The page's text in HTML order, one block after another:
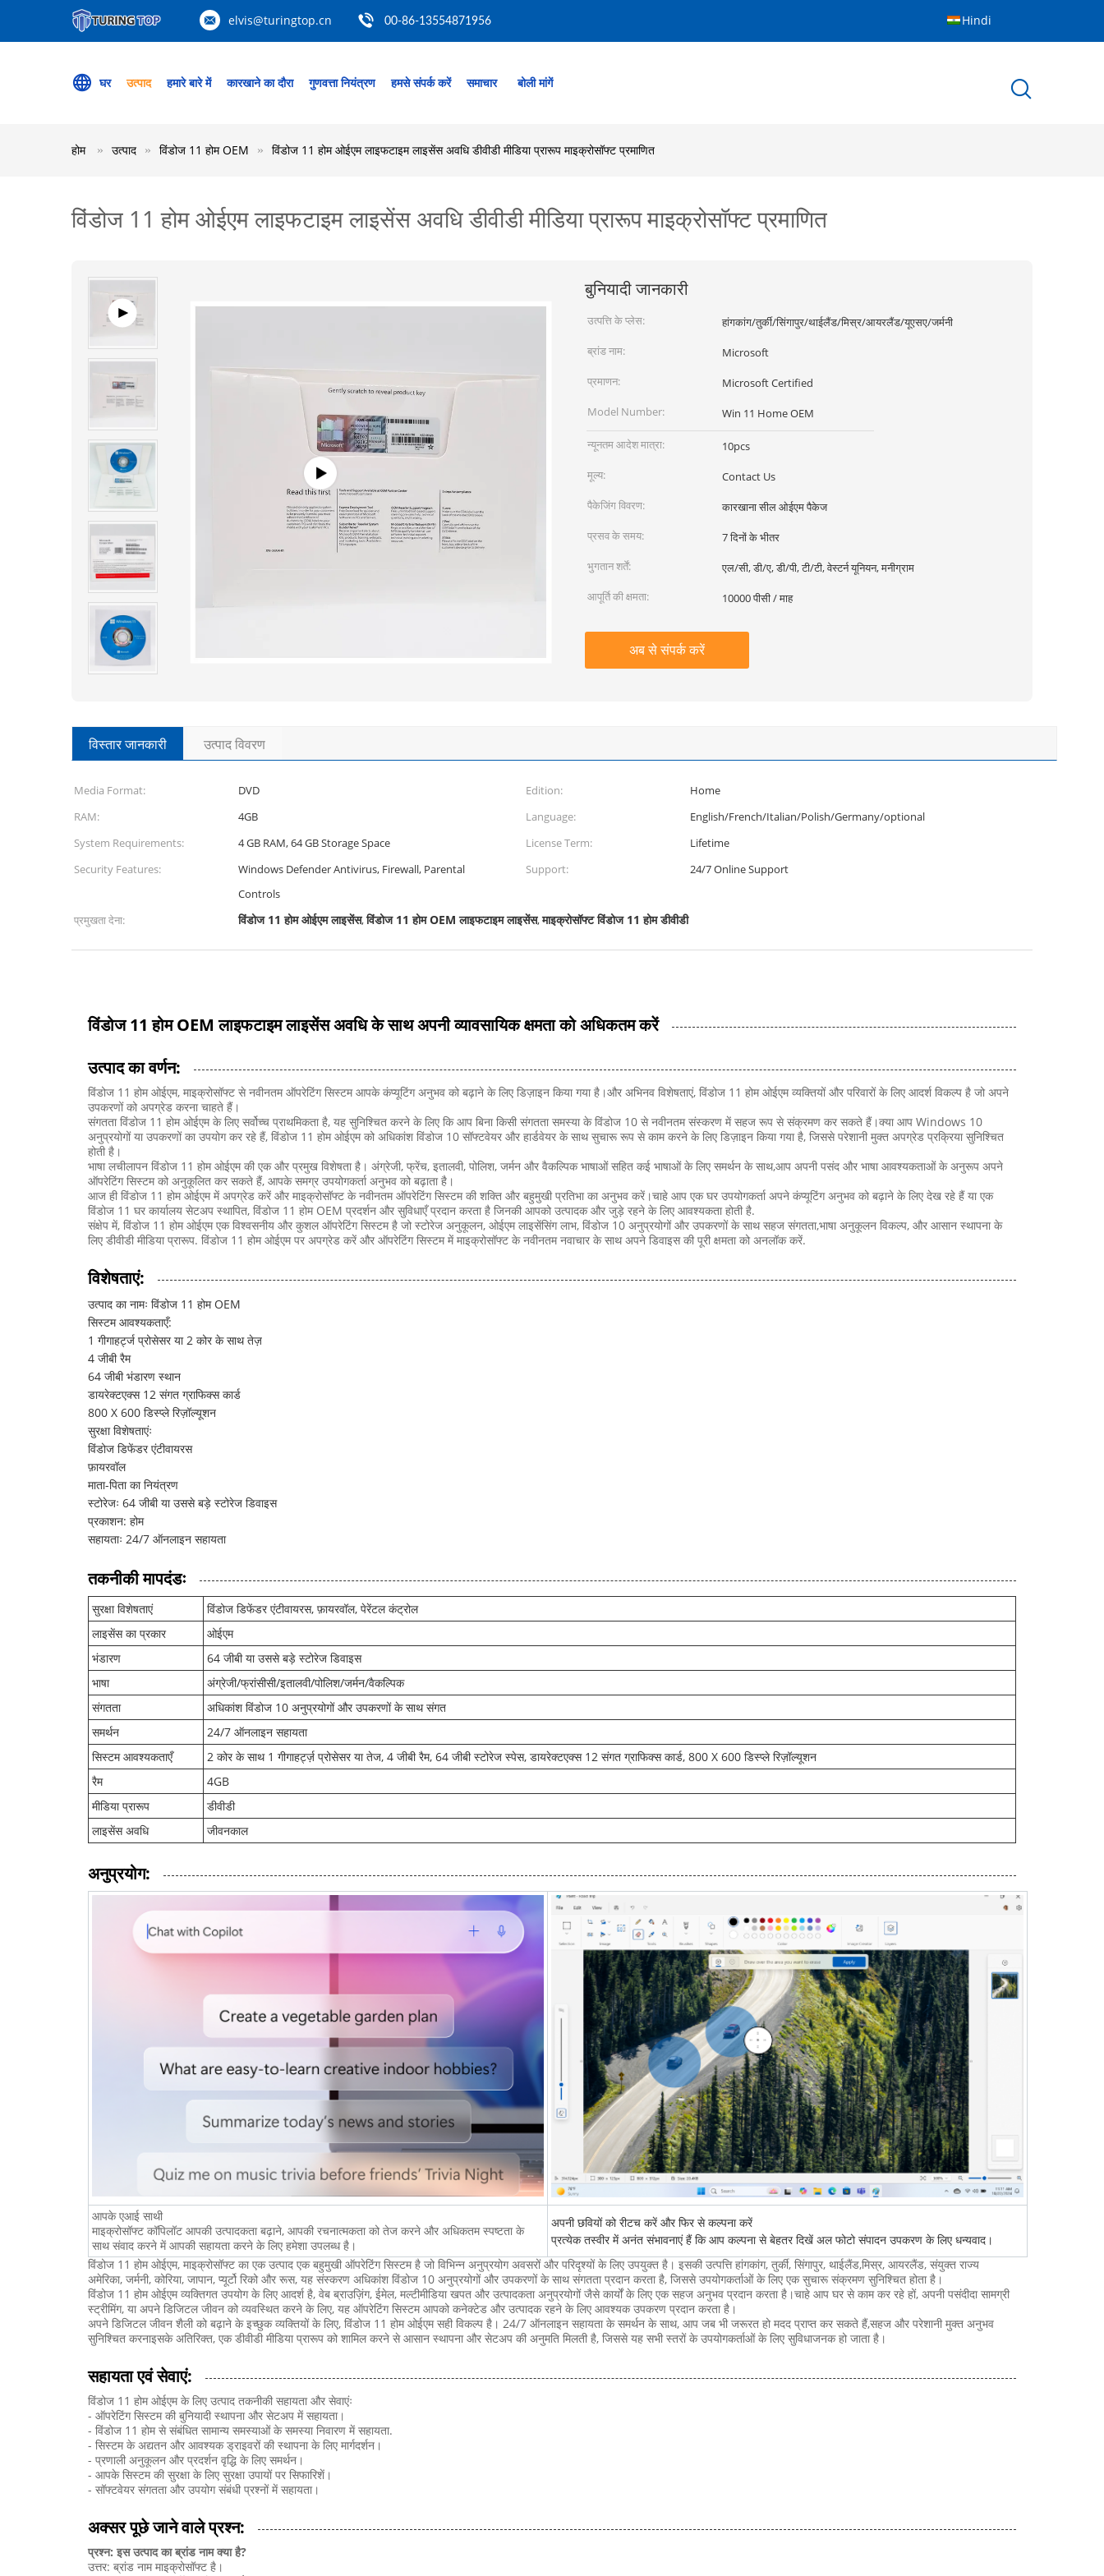
elvis@turingtop.cn 00-86-13554871956 Hindi
घर उत्पाद हमारे बारे में कारखाने का दौरा गुणवत्ता नियंत्रण हमसे संपर्क करें समाचार बोली मांगें
होम उत्पाद विंडोज 11 होम OEM विंडोज 11 होम ओईएम लाइफटाइम लाइसेंस अवधि डीवीडी मीडिया प्रारूप माइक्रोसॉफ्ट प्रमाणित
विंडोज 11 होम ओईएम लाइफटाइम लाइसेंस अवधि डीवीडी मीडिया प्रारूप माइक्रोसॉफ्ट प्रमाणित
बुनियादी जानकारी
उत्पत्ति के प्लेस:
हांगकांग/तुर्की/सिंगापुर/थाईलैंड/मिस्र/आयरलैंड/यूएसए/जर्मनी
ब्रांड नाम:
Microsoft
प्रमाणन:
Microsoft Certified
Model Number:
Win 11 Home OEM
न्यूनतम आदेश मात्रा:
10pcs
मूल्य:
Contact Us
पैकेजिंग विवरण:
कारखाना सील ओईएम पैकेज
प्रसव के समय:
7 दिनों के भीतर
भुगतान शर्तें:
एल/सी, डी/ए, डी/पी, टी/टी, वेस्टर्न यूनियन, मनीग्राम
आपूर्ति की क्षमता:
10000 पीसी / माह
अब से संपर्क करें
विस्तार जानकारी उत्पाद विवरण
Media Format: DVD Edition:
Home
RAM:
4GB Language:
English/French/Italian/Polish/Germany/optional
System Requirements:
4 GB RAM, 64 GB Storage Space License Term:
Lifetime
Security Features:
Windows Defender Antivirus, Firewall, Parental
Controls
Support: 24/7 Online Support
प्रमुखता देना: विंडोज 11 होम ओईएम लाइसेंस,विंडोज 11 होम OEM लाइफटाइम लाइसेंस,माइक्रोसॉफ्ट विंडोज 11 होम डीवीडी
विंडोज 11 होम OEM लाइफटाइम लाइसेंस अवधि के साथ अपनी व्यावसायिक क्षमता को अधिकतम करें
उत्पाद का वर्णन:
विंडोज 11 होम ओईएम, माइक्रोसॉफ्ट से नवीनतम ऑपरेटिंग सिस्टम आपके कंप्यूटिंग अनुभव को बढ़ाने के लिए डिज़ाइन किया गया है।और अभिनव विशेषताएं, विंडोज 11 होम ओईएम व्यक्तियों और परिवारों के लिए आदर्श विकल्प है जो अपने
उपकरणों को अपग्रेड करना चाहते हैं।
संगतता विंडोज 11 होम ओईएम के लिए सर्वोच्च प्राथमिकता है, यह सुनिश्चित करने के लिए कि आप बिना किसी संगतता समस्या के विंडोज 10 से नवीनतम संस्करण में सहज रूप से संक्रमण कर सकते हैं।क्या आप Windows 10
अनुप्रयोगों या उपकरणों का उपयोग कर रहे हैं, विंडोज 11 होम ओईएम को अधिकांश विंडोज 10 सॉफ्टवेयर और हार्डवेयर के साथ सुचारू रूप से काम करने के लिए डिज़ाइन किया गया है, जिससे परेशानी मुक्त अपग्रेड प्रक्रिया सुनिश्चित
होती है।
भाषा लचीलापन विंडोज 11 होम ओईएम की एक और प्रमुख विशेषता है। अंग्रेजी, फ्रेंच, इतालवी, पोलिश, जर्मन और वैकल्पिक भाषाओं सहित कई भाषाओं के लिए समर्थन के साथ,आप अपनी पसंद और भाषा आवश्यकताओं के अनुरूप अपने
ऑपरेटिंग सिस्टम को अनुकूलित कर सकते हैं, आपके समग्र उपयोगकर्ता अनुभव को बढ़ाता है।
आज ही विंडोज 11 होम ओईएम में अपग्रेड करें और माइक्रोसॉफ्ट के नवीनतम ऑपरेटिंग सिस्टम की शक्ति और बहुमुखी प्रतिभा का अनुभव करें।चाहे आप एक घर उपयोगकर्ता अपने कंप्यूटिंग अनुभव को बढ़ाने के लिए देख रहे हैं या एक
विंडोज 11 घर कार्यालय सेटअप स्थापित, विंडोज 11 होम OEM प्रदर्शन और सुविधाएँ प्रदान करता है जिनकी आपको उत्पादक और जुड़े रहने के लिए आवश्यकता होती है.
संक्षेप में, विंडोज 11 होम ओईएम एक विश्वसनीय और कुशल ऑपरेटिंग सिस्टम है जो स्टोरेज अनुकूलन, ओईएम लाइसेंसिंग लाभ, विंडोज 10 अनुप्रयोगों और उपकरणों के साथ सहज संगतता,भाषा अनुकूलन विकल्प, और आसान स्थापना के
लिए डीवीडी मीडिया प्रारूप. विंडोज 11 होम ओईएम पर अपग्रेड करें और ऑपरेटिंग सिस्टम में माइक्रोसॉफ्ट के नवीनतम नवाचार के साथ अपने डिवाइस की पूरी क्षमता को अनलॉक करें.
विशेषताएं:
उत्पाद का नामः विंडोज 11 होम OEM
सिस्टम आवश्यकताएँ:
1 गीगाहर्ट्ज प्रोसेसर या 2 कोर के साथ तेज़
4 जीबी रैम
64 जीबी भंडारण स्थान
डायरेक्टएक्स 12 संगत ग्राफिक्स कार्ड
800 X 600 डिस्प्ले रिज़ॉल्यूशन
सुरक्षा विशेषताएंः
विंडोज डिफेंडर एंटीवायरस
फ़ायरवॉल
माता-पिता का नियंत्रण
स्टोरेजः 64 जीबी या उससे बड़े स्टोरेज डिवाइस
प्रकाशन: होम
सहायताः 24/7 ऑनलाइन सहायता
तकनीकी मापदंडः
सुरक्षा विशेषताएं
विंडोज डिफेंडर एंटीवायरस, फ़ायरवॉल, पेरेंटल कंट्रोल
लाइसेंस का प्रकार
ओईएम
भंडारण
64 जीबी या उससे बड़े स्टोरेज डिवाइस
भाषा
अंग्रेजी/फ्रांसीसी/इतालवी/पोलिश/जर्मन/वैकल्पिक
संगतता
अधिकांश विंडोज 10 अनुप्रयोगों और उपकरणों के साथ संगत
समर्थन
24/7 ऑनलाइन सहायता
सिस्टम आवश्यकताएँ
2 कोर के साथ 1 गीगाहर्ट्ज़ प्रोसेसर या तेज, 4 जीबी रैम, 64 जीबी स्टोरेज स्पेस, डायरेक्टएक्स 12 संगत ग्राफिक्स कार्ड, 800 X 600 डिस्प्ले रिज़ॉल्यूशन
रैम
4GB
मीडिया प्रारूप
डीवीडी
लाइसेंस अवधि
जीवनकाल
अनुप्रयोग:
आपके एआई साथी
माइक्रोसॉफ्ट कॉपिलॉट आपकी उत्पादकता बढ़ाने, आपकी रचनात्मकता को तेज करने और अधिकतम स्पष्टता के
साथ संवाद करने में आपकी सहायता करने के लिए हमेशा उपलब्ध है।
अपनी छवियों को रीटच करें और फिर से कल्पना करें
प्रत्येक तस्वीर में अनंत संभावनाएं हैं कि आप कल्पना से बेहतर दिखें अल फोटो संपादन उपकरण के लिए धन्यवाद।
विंडोज 11 होम ओईएम, माइक्रोसॉफ्ट का एक उत्पाद एक बहुमुखी ऑपरेटिंग सिस्टम है जो विभिन्न अनुप्रयोग अवसरों और परिदृश्यों के लिए उपयुक्त है। इसकी उत्पत्ति हांगकांग, तुर्की, सिंगापुर, थाईलैंड,मिस्र, आयरलैंड, संयुक्त राज्य
अमेरिका, जर्मनी, कोरिया, जापान, प्यूर्टो रिको और रूस, यह संस्करण अधिकांश विंडोज 10 अनुप्रयोगों और उपकरणों के साथ संगतता प्रदान करता है, जिससे उपयोगकर्ताओं के लिए एक सुचारू संक्रमण सुनिश्चित होता है।
विंडोज 11 होम ओईएम व्यक्तिगत उपयोग के लिए आदर्श है, वेब ब्राउज़िंग, ईमेल, मल्टीमीडिया खपत और उत्पादकता अनुप्रयोगों जैसे कार्यों के लिए एक सहज अनुभव प्रदान करता है।चाहे आप घर से काम कर रहे हों, अपनी पसंदीदा सामग्री
स्ट्रीमिंग, या अपने डिजिटल जीवन को व्यवस्थित करने के लिए, यह ऑपरेटिंग सिस्टम आपको कनेक्टेड और उत्पादक रहने के लिए आवश्यक उपकरण प्रदान करता है।
अपने डिजिटल जीवन शैली को बढ़ाने के इच्छुक व्यक्तियों के लिए, विंडोज 11 होम ओईएम सही विकल्प है। 24/7 ऑनलाइन सहायता के समर्थन के साथ, आप जब भी जरूरत हो मदद प्राप्त कर सकते हैं,सहज और परेशानी मुक्त अनुभव
सुनिश्चित करनाइसके अतिरिक्त, एक डीवीडी मीडिया प्रारूप को शामिल करने से आसान स्थापना और सेटअप की अनुमति मिलती है, जिससे यह सभी स्तरों के उपयोगकर्ताओं के लिए सुविधाजनक हो जाता है।
सहायता एवं सेवाएं:
विंडोज 11 होम ओईएम के लिए उत्पाद तकनीकी सहायता और सेवाएंः
- ऑपरेटिंग सिस्टम की बुनियादी स्थापना और सेटअप में सहायता।
- विंडोज 11 होम से संबंधित सामान्य समस्याओं के समस्या निवारण में सहायता.
- सिस्टम के अद्यतन और आवश्यक ड्राइवरों की स्थापना के लिए मार्गदर्शन।
- प्रणाली अनुकूलन और प्रदर्शन वृद्धि के लिए समर्थन।
- आपके सिस्टम की सुरक्षा के लिए सुरक्षा उपायों पर सिफारिशें।
- सॉफ्टवेयर संगतता और उपयोग संबंधी प्रश्नों में सहायता।
अक्सर पूछे जाने वाले प्रश्न:
प्रश्न: इस उत्पाद का ब्रांड नाम क्या है?
उत्तर: ब्रांड नाम माइक्रोसॉफ्ट है।